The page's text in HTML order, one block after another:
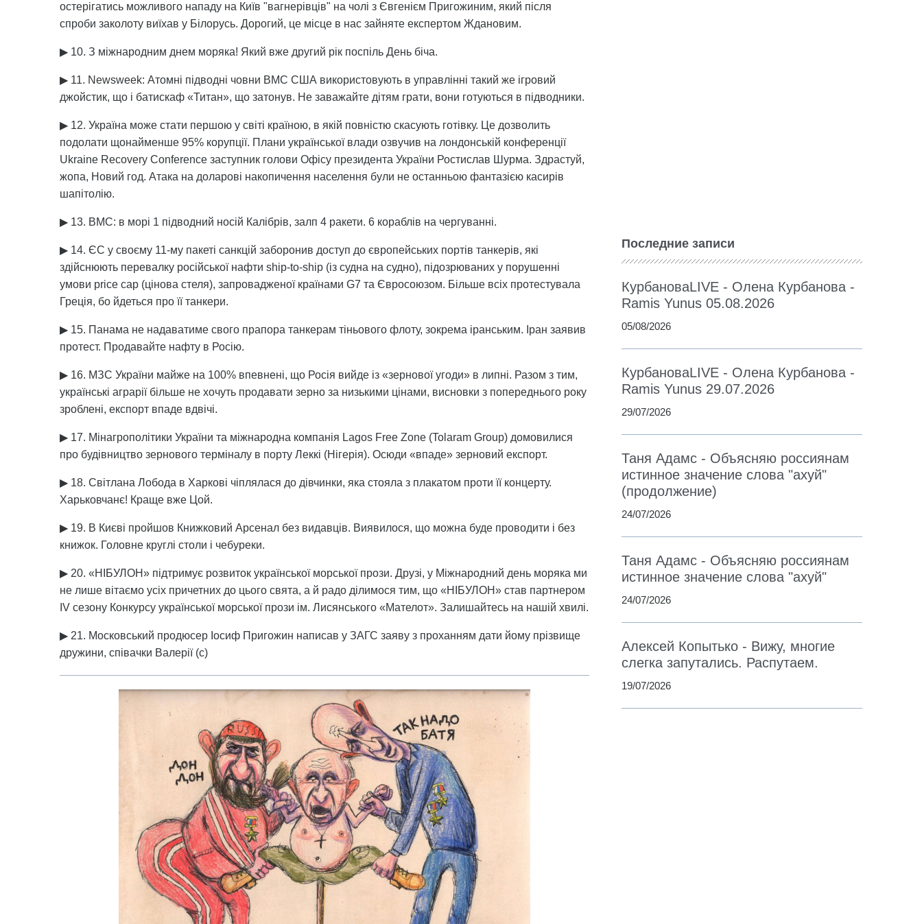
остерігатись можливого нападу на Київ "вагнерівців" на чолі з Євгенієм Пригожиним, який після
спроби заколоту виїхав у Білорусь. Дорогий, це місце в нас зайняте експертом Ждановим.
▶ 10. З міжнародним днем моряка! Який вже другий рік поспіль День біча.
▶ 11. Newsweek: Атомні підводні човни ВМС США використовують в управлінні такий же ігровий
джойстик, що і батискаф «Титан», що затонув. Не заважайте дітям грати, вони готуються в підводники.
▶ 12. Україна може стати першою у світі країною, в якій повністю скасують готівку. Це дозволить
подолати щонайменше 95% корупції. Плани української влади озвучив на лондонській конференції
Ukraine Recovery Conference заступник голови Офісу президента України Ростислав Шурма. Здрастуй,
жопа, Новий год. Атака на доларові накопичення населення були не останньою фантазією касирів
шапітолію.
▶ 13. ВМС: в морі 1 підводний носій Калібрів, залп 4 ракети. 6 кораблів на чергуванні.
▶ 14. ЄС у своєму 11-му пакеті санкцій заборонив доступ до європейських портів танкерів, які
здійснюють перевалку російської нафти ship-to-ship (із судна на судно), підозрюваних у порушенні
умови price cap (цінова стеля), запровадженої країнами G7 та Євросоюзом. Більше всіх протестувала
Греція, бо йдеться про її танкери.
▶ 15. Панама не надаватиме свого прапора танкерам тіньового флоту, зокрема іранським. Іран заявив
протест. Продавайте нафту в Росію.
▶ 16. МЗС України майже на 100% впевнені, що Росія вийде із «зернової угоди» в липні. Разом з тим,
українські аграрії більше не хочуть продавати зерно за низькими цінами, висновки з попереднього року
зроблені, експорт впаде вдвічі.
▶ 17. Мінагрополітики України та міжнародна компанія Lagos Free Zone (Tolaram Group) домовилися
про будівництво зернового терміналу в порту Леккі (Нігерія). Осюди «впаде» зерновий експорт.
▶ 18. Світлана Лобода в Харкові чіплялася до дівчинки, яка стояла з плакатом проти її концерту.
Харьковчанє! Краще вже Цой.
▶ 19. В Києві пройшов Книжковий Арсенал без видавців. Виявилося, що можна буде проводити і без
книжок. Головне круглі столи і чебуреки.
▶ 20. «НІБУЛОН» підтримує розвиток української морської прози. Друзі, у Міжнародний день моряка ми
не лише вітаємо усіх причетних до цього свята, а й радо ділимося тим, що «НІБУЛОН» став партнером
IV сезону Конкурсу української морської прози ім. Лисянського «Мателот». Залишайтесь на нашій хвилі.
▶ 21. Московський продюсер Іосиф Пригожин написав у ЗАГС заяву з проханням дати йому прізвище
дружини, співачки Валерії (с)
Последние записи
КурбановаLIVE - Олена Курбанова -
Ramis Yunus 05.08.2026
05/08/2026
КурбановаLIVE - Олена Курбанова -
Ramis Yunus 29.07.2026
29/07/2026
Таня Адамс - Объясняю россиянам
истинное значение слова "ахуй"
(продолжение)
24/07/2026
Таня Адамс - Объясняю россиянам
истинное значение слова "ахуй"
24/07/2026
Алексей Копытько - Вижу, многие
слегка запутались. Распутаем.
19/07/2026